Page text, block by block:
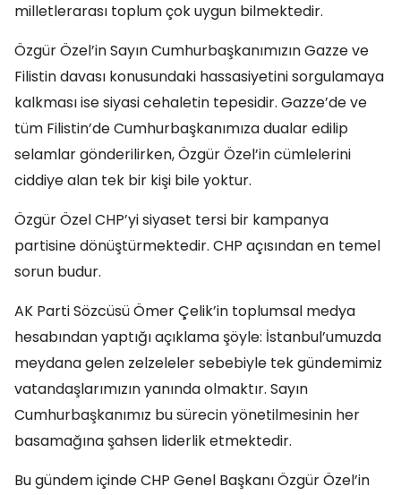
milletlerarası toplum çok uygun bilmektedir.
Özgür Özel’in Sayın Cumhurbaşkanımızın Gazze ve
Filistin davası konusundaki hassasiyetini sorgulamaya
kalkması ise siyasi cehaletin tepesidir. Gazze’de ve
tüm Filistin’de Cumhurbaşkanımıza dualar edilip
selamlar gönderilirken, Özgür Özel’in cümlelerini
ciddiye alan tek bir kişi bile yoktur.
Özgür Özel CHP’yi siyaset tersi bir kampanya
partisine dönüştürmektedir. CHP açısından en temel
sorun budur.
AK Parti Sözcüsü Ömer Çelik’in toplumsal medya
hesabından yaptığı açıklama şöyle: İstanbul’umuzda
meydana gelen zelzeleler sebebiyle tek gündemimiz
vatandaşlarımızın yanında olmaktır. Sayın
Cumhurbaşkanımız bu sürecin yönetilmesinin her
basamağına şahsen liderlik etmektedir.
Bu gündem içinde CHP Genel Başkanı Özgür Özel’in